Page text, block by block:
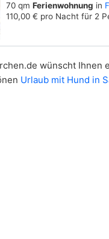
70 qm Ferienwohnung in
110,00 € pro Nacht für 2
wünscht Ihnen
Urlaub mit Hund in